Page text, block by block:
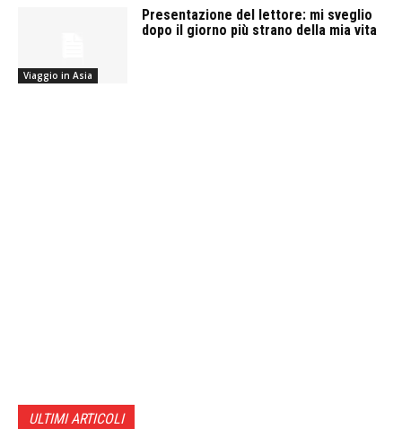
Viaggio in Asia
Presentazione del lettore: mi sveglio
dopo il giorno più strano della mia vita
ULTIMI ARTICOLI